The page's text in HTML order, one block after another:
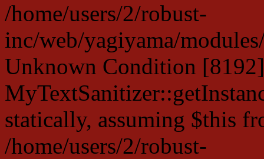
/home/users/2/robust-
inc/web/yagiyama/
Unknown Condition
statically, assuming $this
/home/users/2/robust-